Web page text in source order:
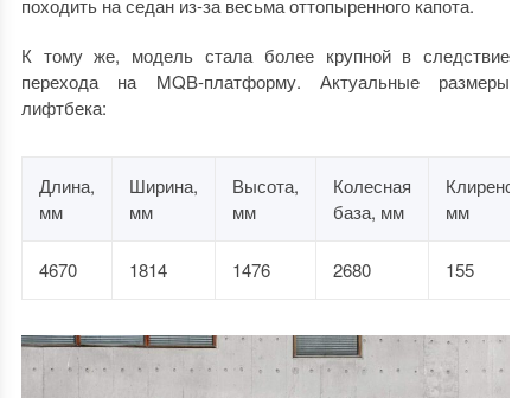
походить на седан из-за весьма оттопыренного капота.
К тому же, модель стала более крупной в следствие
перехода на MQB-платформу. Актуальные размеры
лифтбека:
Длина,
мм
Ширина,
мм
Высота,
мм
Колесная
база, мм
Клиренс,
мм
4670 1814 1476 2680 155